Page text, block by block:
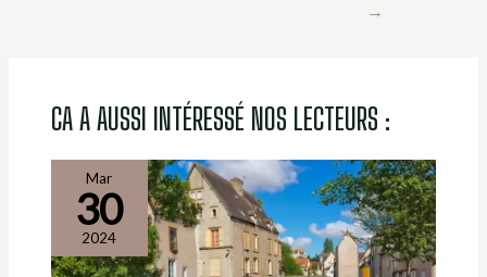
→
CA A AUSSI INTÉRESSÉ NOS LECTEURS :
Mar
30
2024